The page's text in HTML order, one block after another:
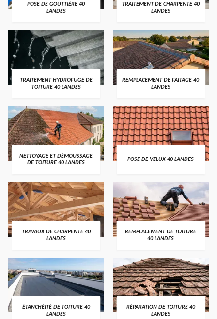
POSE DE GOUTTIÈRE 40
LANDES
TRAITEMENT DE CHARPENTE 40
LANDES
TRAITEMENT HYDROFUGE DE
TOITURE 40 LANDES
REMPLACEMENT DE FAITAGE 40
LANDES
NETTOYAGE ET DÉMOUSSAGE
DE TOITURE 40 LANDES
POSE DE VELUX 40 LANDES
TRAVAUX DE CHARPENTE 40
LANDES
REMPLACEMENT DE TOITURE
40 LANDES
ÉTANCHÉITÉ DE TOITURE 40
LANDES
RÉPARATION DE TOITURE 40
LANDES